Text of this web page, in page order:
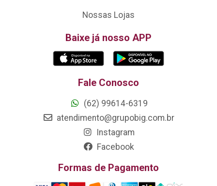
Nossas Lojas
Baixe já nosso APP
Fale Conosco
(62) 99614-6319
atendimento@grupobig.com.br
Instagram
Facebook
Formas de Pagamento